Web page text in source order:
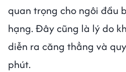
quan trọng cho ngôi đầu
hạng. Đây cũng là lý do
diễn ra căng thẳng và
phút.